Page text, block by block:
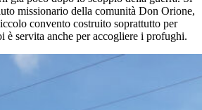
missionario della comunità Don Orione,
convento costruito soprattutto per
è servita anche per accogliere i profughi.